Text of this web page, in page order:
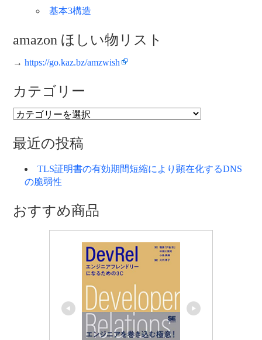
基本3構造
amazon ほしい物リスト
→ https://go.kaz.bz/amzwish
カテゴリー
カ
ゴ
リ
最近の投稿
TLS証明書の有効期間短縮により顕在化するDNS
の脆弱性
おすすめ商品